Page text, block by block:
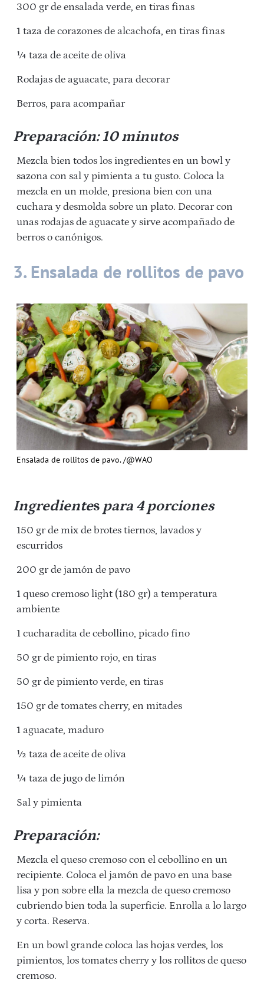
300 gr de ensalada verde, en tiras finas
1 taza de corazones de alcachofa, en tiras finas
¼ taza de aceite de oliva
Rodajas de aguacate, para decorar
Berros, para acompañar
Preparación: 10 minutos
Mezcla bien todos los ingredientes en un bowl y
sazona con sal y pimienta a tu gusto. Coloca la
mezcla en un molde, presiona bien con una
cuchara y desmolda sobre un plato. Decorar con
unas rodajas de aguacate y sirve acompañado de
berros o canónigos.
3. Ensalada de rollitos de pavo
Ensalada de rollitos de pavo. /@WAO
Ingredientes para 4 porciones
150 gr de mix de brotes tiernos, lavados y
escurridos
200 gr de jamón de pavo
1 queso cremoso light (180 gr) a temperatura
ambiente
1 cucharadita de cebollino, picado fino
50 gr de pimiento rojo, en tiras
50 gr de pimiento verde, en tiras
150 gr de tomates cherry, en mitades
1 aguacate, maduro
½ taza de aceite de oliva
¼ taza de jugo de limón
Sal y pimienta
Preparación:
Mezcla el queso cremoso con el cebollino en un
recipiente. Coloca el jamón de pavo en una base
lisa y pon sobre ella la mezcla de queso cremoso
cubriendo bien toda la superficie. Enrolla a lo largo
y corta. Reserva.
En un bowl grande coloca las hojas verdes, los
pimientos, los tomates cherry y los rollitos de queso
cremoso.